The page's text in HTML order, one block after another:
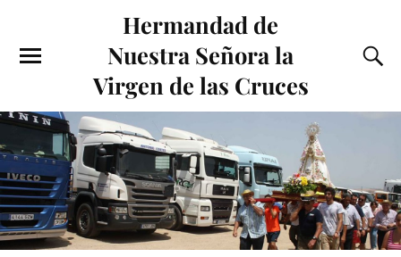
Hermandad de
Nuestra Señora la
Virgen de las Cruces